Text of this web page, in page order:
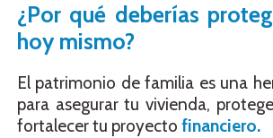
¿Por qué deberías
hoy mismo?
El patrimonio de familia es una
para asegurar tu vivienda,
fortalecer tu proyecto financiero.